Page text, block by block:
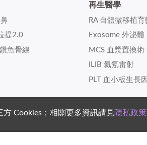
提2.0
魚骨線
再生醫學
RA 自體微移植育
Exosome 外泌體
MCS​ 血漿置換術
ILIB 氦氖雷射
PLT 血小板生長
Cookies；相關更多資訊請見隱私政策